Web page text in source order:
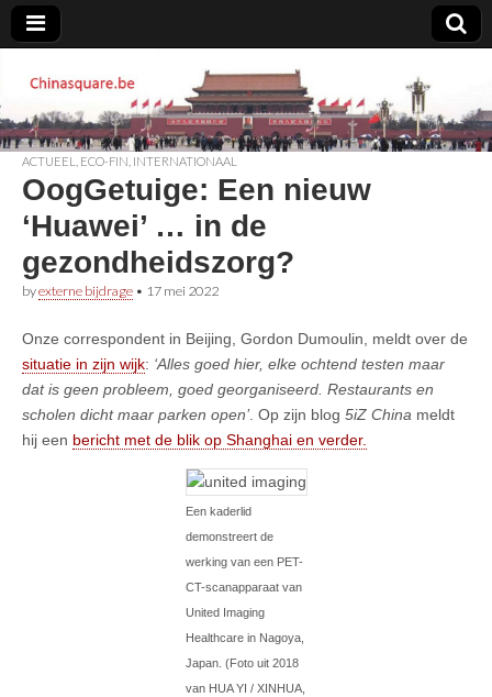
Chinasquare.be
ACTUEEL ECO-FIN INTERNATIONAAL
OogGetuige: Een nieuw
‘Huawei’ … in de
gezondheidszorg?
byexterne bijdrage • 17 mei 2022
Onze correspondent in Beijing, Gordon Dumoulin, meldt over de
situatie in zijn wijk: ‘Alles goed hier, elke ochtend testen maar
dat is geen probleem, goed georganiseerd. Restaurants en
scholen dicht maar parken open’. Op zijn blog 5iZ China meldt
hij een bericht met de blik op Shanghai en verder.
Een kaderlid
demonstreert de
werking van een PET-
CT-scanapparaat van
United Imaging
Healthcare in Nagoya,
Japan. (Foto uit 2018
van HUA YI / XINHUA,